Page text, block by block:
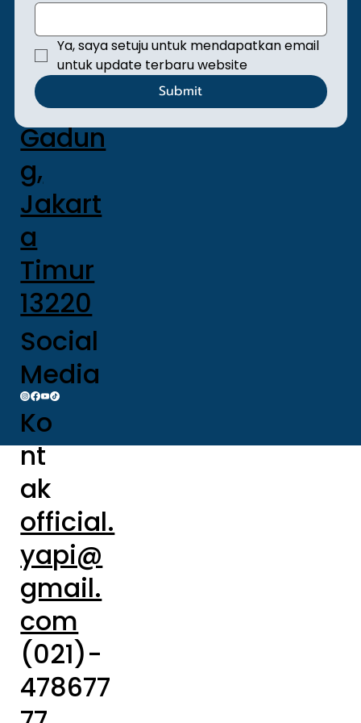
n,
Kec.
Pulo
Gadun
g,
Jakart
a
Timur
13220
Social
Media
Ko
nt
ak
official.
yapi@
gmail.
com
(021)-
478677
Ya, saya setuju untuk mendapatkan email
untuk update terbaru website
Submit